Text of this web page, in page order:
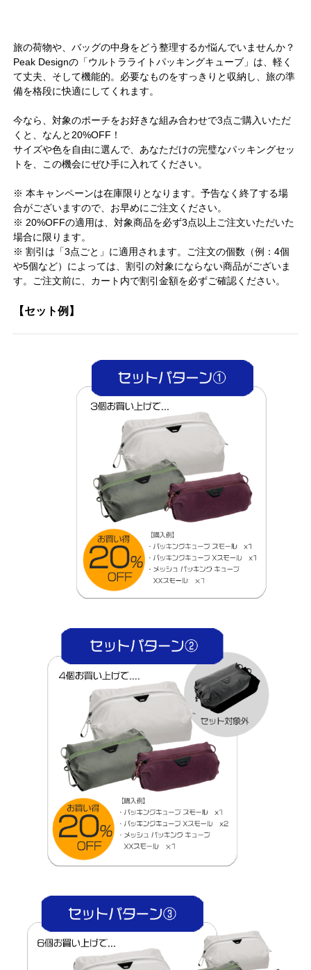
旅の荷物や、バッグの中身をどう整理するか悩んでいませんか？
Peak Designの「ウルトラライトパッキングキューブ」は、軽く
て丈夫、そして機能的。必要なものをすっきりと収納し、旅の準
備を格段に快適にしてくれます。
今なら、対象のポーチをお好きな組み合わせで3点ご購入いただ
くと、なんと20%OFF！
サイズや色を自由に選んで、あなただけの完璧なパッキングセッ
トを、この機会にぜひ手に入れてください。
※ 本キャンペーンは在庫限りとなります。予告なく終了する場
合がございますので、お早めにご注文ください。
※ 20%OFFの適用は、対象商品を必ず3点以上ご注文いただいた
場合に限ります。
※ 割引は「3点ごと」に適用されます。ご注文の個数（例：4個
や5個など）によっては、割引の対象にならない商品がございま
す。ご注文前に、カート内で割引金額を必ずご確認ください。
【セット例】